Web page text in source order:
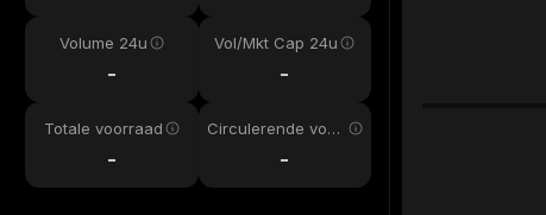
Volume 24u
-
Vol/Mkt Cap 24u
-
Totale voorraad
-
Circulerende voor
-